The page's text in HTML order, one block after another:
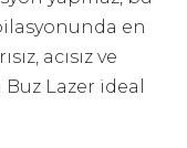
en
acısız ve
Lazer ideal